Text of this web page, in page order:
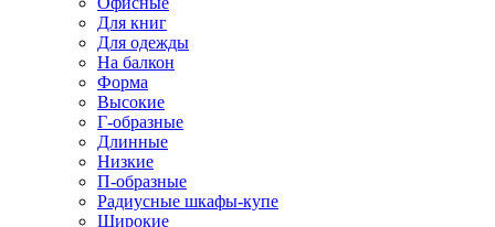
Для книг
Для одежды
На балкон
Форма
Высокие
Г-образные
Длинные
Низкие
П-образные
Радиусные шкафы-купе
Широкие